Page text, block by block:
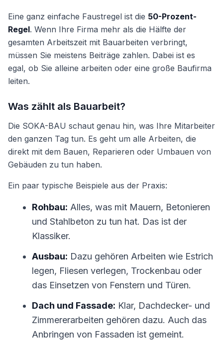
Eine ganz einfache Faustregel ist die 50-Prozent-
Regel. Wenn Ihre Firma mehr als die Hälfte der
gesamten Arbeitszeit mit Bauarbeiten verbringt,
müssen Sie meistens Beiträge zahlen. Dabei ist es
egal, ob Sie alleine arbeiten oder eine große Baufirma
leiten.
Was zählt als Bauarbeit?
Die SOKA-BAU schaut genau hin, was Ihre Mitarbeiter
den ganzen Tag tun. Es geht um alle Arbeiten, die
direkt mit dem Bauen, Reparieren oder Umbauen von
Gebäuden zu tun haben.
Ein paar typische Beispiele aus der Praxis:
Rohbau: Alles, was mit Mauern, Betonieren
und Stahlbeton zu tun hat. Das ist der
Klassiker.
Ausbau: Dazu gehören Arbeiten wie Estrich
legen, Fliesen verlegen, Trockenbau oder
das Einsetzen von Fenstern und Türen.
Dach und Fassade: Klar, Dachdecker- und
Zimmererarbeiten gehören dazu. Auch das
Anbringen von Fassaden ist gemeint.